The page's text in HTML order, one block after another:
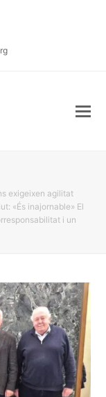
exigeixen agilitat
«És inajornable» El
i un